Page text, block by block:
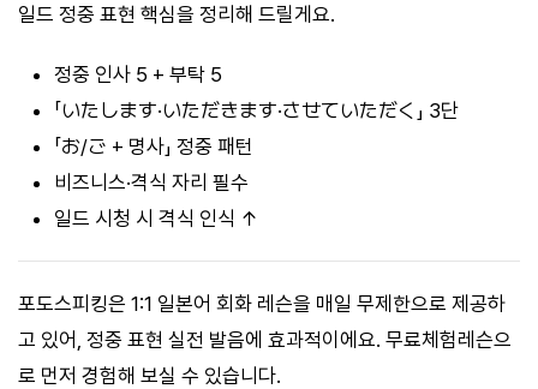
일드 정중 표현 핵심을 정리해 드릴게요.
정중 인사 5 + 부탁 5
「いたします·いただきます·させていただく」 3단
「お/ご + 명사」 정중 패턴
비즈니스·격식 자리 필수
일드 시청 시 격식 인식 ↑
포도스피킹은 1:1 일본어 회화 레슨을 매일 무제한으로 제공하
고 있어, 정중 표현 실전 발음에 효과적이에요. 무료체험레슨으
로 먼저 경험해 보실 수 있습니다.